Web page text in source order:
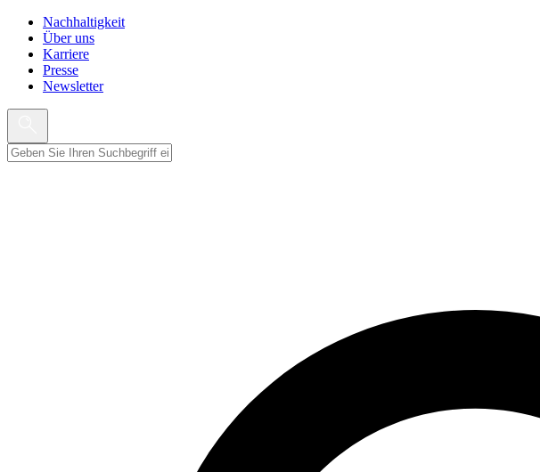
Nachhaltigkeit
Über uns
Karriere
Presse
Newsletter